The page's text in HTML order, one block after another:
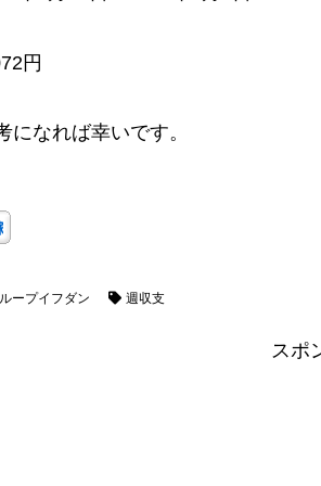
円
になれば幸いです。
ループイフダン 週収支
スポ